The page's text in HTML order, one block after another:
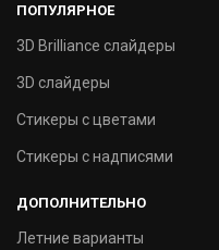
ПОПУЛЯРНОЕ
3D Brilliance слайдеры
3D слайдеры
Стикеры с цветами
Стикеры с надписями
ДОПОЛНИТЕЛЬНО
Летние варианты